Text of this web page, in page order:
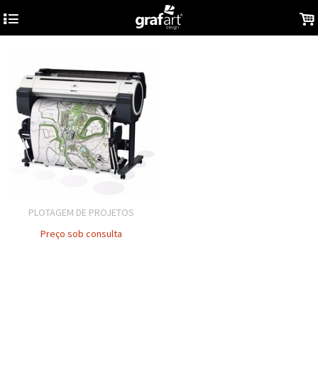
4 .
PLOTAGEM DE PROJETOS
Preço sob consulta